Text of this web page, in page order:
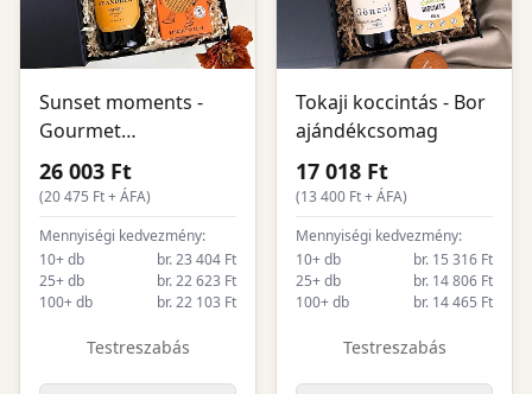
Sunset moments -
Gourmet
ajándékcsomag
26 003 Ft
(20 475 Ft + ÁFA)
Mennyiségi kedvezmény:
10+ db
br. 23 404 Ft
25+ db
br. 22 623 Ft
100+ db
br. 22 103 Ft
Testreszabás
Tokaji koccintás - Bor
ajándékcsomag
17 018 Ft
(13 400 Ft + ÁFA)
Mennyiségi kedvezmény:
10+ db
br. 15 316 Ft
25+ db
br. 14 806 Ft
100+ db
br. 14 465 Ft
Testreszabás